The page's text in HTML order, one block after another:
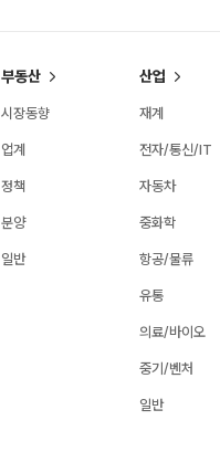
부동산
시장동향
업계
정책
분양
일반
산업
재계
전자/통신/IT
자동차
중화학
항공/물류
유통
의료/바이오
중기/벤처
일반